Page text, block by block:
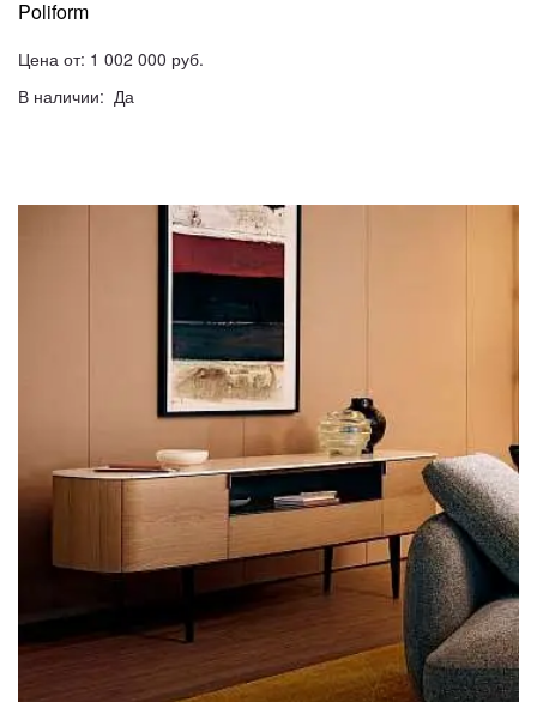
Poliform
Цена от: 1 002 000 руб.
В наличии: Да